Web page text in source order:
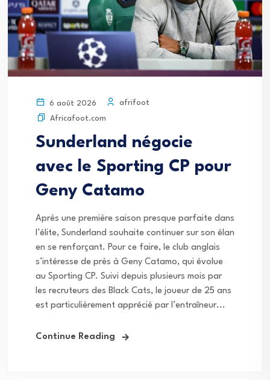
6 août 2026
afrifoot
Africafoot.com
Sunderland négocie
avec le Sporting CP pour
Geny Catamo
Après une première saison presque parfaite dans
l’élite, Sunderland souhaite continuer sur son élan
en se renforçant. Pour ce faire, le club anglais
s’intéresse de près à Geny Catamo, qui évolue
au Sporting CP. Suivi depuis plusieurs mois par
les recruteurs des Black Cats, le joueur de 25 ans
est particulièrement apprécié par l’entraîneur...
Continue Reading